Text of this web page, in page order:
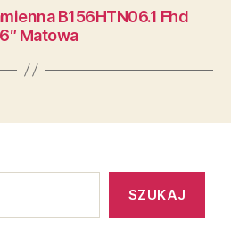
B156HTN06.1 Fhd
Matowa
SZUKAJ